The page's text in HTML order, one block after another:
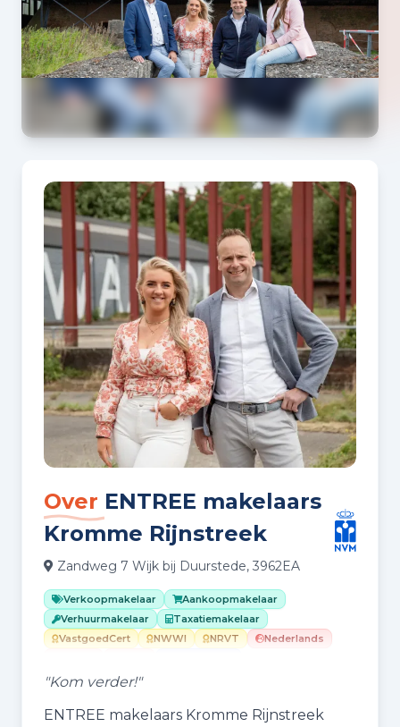
Over ENTREE makelaars
Kromme Rijnstreek
Zandweg 7 Wijk bij Duurstede, 3962EA
Verkoopmakelaar
Aankoopmakelaar
Verhuurmakelaar
Taxatiemakelaar
VastgoedCert
NWWI NRVT
Nederlands
Woningfotografie
"Kom verder!"
ENTREE makelaars Kromme Rijnstreek